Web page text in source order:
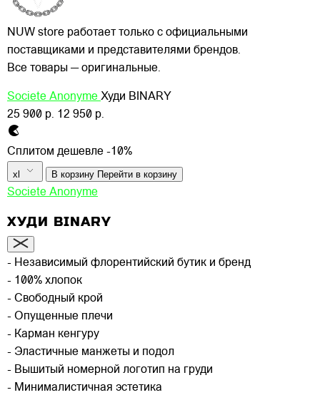
NUW store работает только с официальными
поставщиками и представителями брендов.
Все товары — оригинальные.
Societe Anonyme Худи BINARY
25 900 р. 12 950 р.
Сплитом дешевле -10%
xl В корзину Перейти в корзину
Societe Anonyme
ХУДИ BINARY
- Независимый флорентийский бутик и бренд
- 100% хлопок
- Свободный крой
- Опущенные плечи
- Карман кенгуру
- Эластичные манжеты и подол
- Вышитый номерной логотип на груди
- Минималистичная эстетика